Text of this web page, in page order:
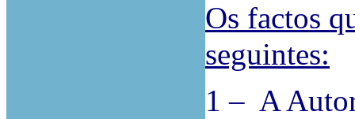
Os factos
seguintes:
1 – A